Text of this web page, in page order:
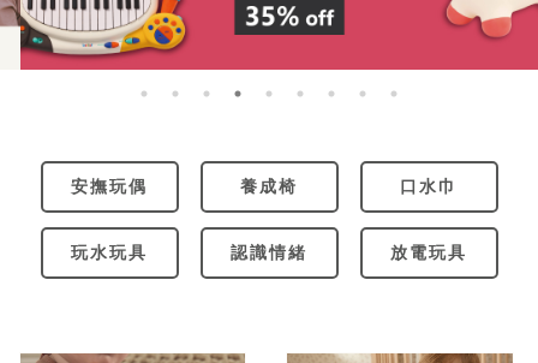
安撫玩偶 養成椅 口水巾
玩水玩具 認識情緒 放電玩具